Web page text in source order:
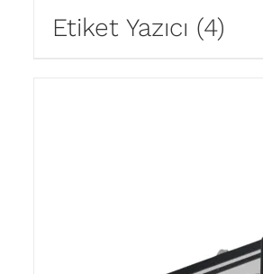
Etiket Yazıcı (4)